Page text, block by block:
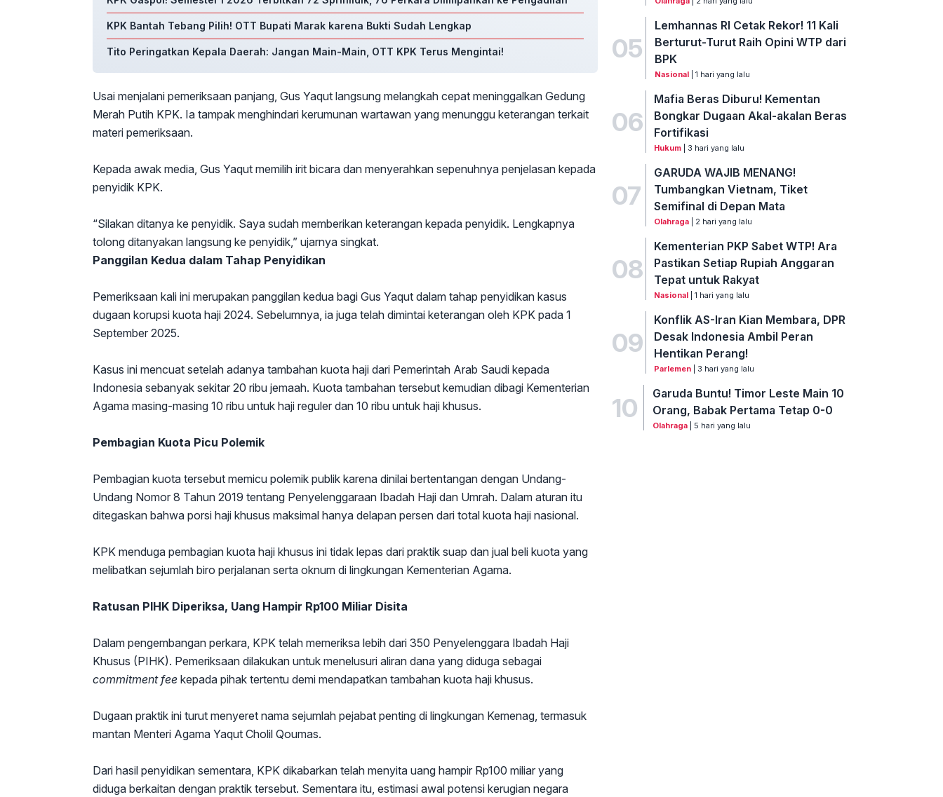
KPK Bantah Tebang Pilih! OTT Bupati Marak karena Bukti Sudah Lengkap
Tito Peringatkan Kepala Daerah: Jangan Main-Main, OTT KPK Terus Mengintai!
Usai menjalani pemeriksaan panjang, Gus Yaqut langsung melangkah cepat meninggalkan Gedung
Merah Putih KPK. Ia tampak menghindari kerumunan wartawan yang menunggu keterangan terkait
materi pemeriksaan.
Kepada awak media, Gus Yaqut memilih irit bicara dan menyerahkan sepenuhnya penjelasan kepada
penyidik KPK.
“Silakan ditanya ke penyidik. Saya sudah memberikan keterangan kepada penyidik. Lengkapnya
tolong ditanyakan langsung ke penyidik,” ujarnya singkat.
Panggilan Kedua dalam Tahap Penyidikan
Pemeriksaan kali ini merupakan panggilan kedua bagi Gus Yaqut dalam tahap penyidikan kasus
dugaan korupsi kuota haji 2024. Sebelumnya, ia juga telah dimintai keterangan oleh KPK pada 1
September 2025.
Kasus ini mencuat setelah adanya tambahan kuota haji dari Pemerintah Arab Saudi kepada
Indonesia sebanyak sekitar 20 ribu jemaah. Kuota tambahan tersebut kemudian dibagi Kementerian
Agama masing-masing 10 ribu untuk haji reguler dan 10 ribu untuk haji khusus.
Pembagian Kuota Picu Polemik
Pembagian kuota tersebut memicu polemik publik karena dinilai bertentangan dengan Undang-
Undang Nomor 8 Tahun 2019 tentang Penyelenggaraan Ibadah Haji dan Umrah. Dalam aturan itu
ditegaskan bahwa porsi haji khusus maksimal hanya delapan persen dari total kuota haji nasional.
KPK menduga pembagian kuota haji khusus ini tidak lepas dari praktik suap dan jual beli kuota yang
melibatkan sejumlah biro perjalanan serta oknum di lingkungan Kementerian Agama.
Ratusan PIHK Diperiksa, Uang Hampir Rp100 Miliar Disita
Dalam pengembangan perkara, KPK telah memeriksa lebih dari 350 Penyelenggara Ibadah Haji
Khusus (PIHK). Pemeriksaan dilakukan untuk menelusuri aliran dana yang diduga sebagai
commitment fee kepada pihak tertentu demi mendapatkan tambahan kuota haji khusus.
Dugaan praktik ini turut menyeret nama sejumlah pejabat penting di lingkungan Kemenag, termasuk
mantan Menteri Agama Yaqut Cholil Qoumas.
Dari hasil penyidikan sementara, KPK dikabarkan telah menyita uang hampir Rp100 miliar yang
diduga berkaitan dengan praktik tersebut. Sementara itu, estimasi awal potensi kerugian negara
05
Lemhannas RI Cetak Rekor! 11 Kali
Berturut-Turut Raih Opini WTP dari
BPK
Nasional| 1 hari yang lalu
06
Mafia Beras Diburu! Kementan
Bongkar Dugaan Akal-akalan Beras
Fortifikasi
Hukum | 3 hari yang lalu
07
GARUDA WAJIB MENANG!
Tumbangkan Vietnam, Tiket
Semifinal di Depan Mata
Olahraga | 2 hari yang lalu
08
Kementerian PKP Sabet WTP! Ara
Pastikan Setiap Rupiah Anggaran
Tepat untuk Rakyat
Nasional | 1 hari yang lalu
09
Konflik AS-Iran Kian Membara, DPR
Desak Indonesia Ambil Peran
Hentikan Perang!
Parlemen | 3 hari yang lalu
10
Garuda Buntu! Timor Leste Main 10
Orang, Babak Pertama Tetap 0-0
Olahraga| 5 hari yang lalu